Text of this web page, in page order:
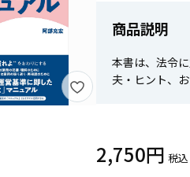
商品説明
本書は、法令
夫・ヒント、
2,750円 税込